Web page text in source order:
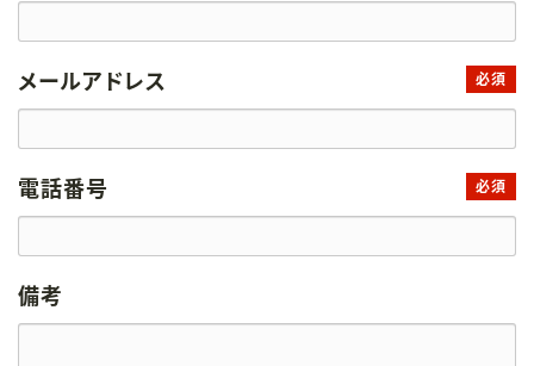
メールアドレス 必須
電話番号 必須
備考